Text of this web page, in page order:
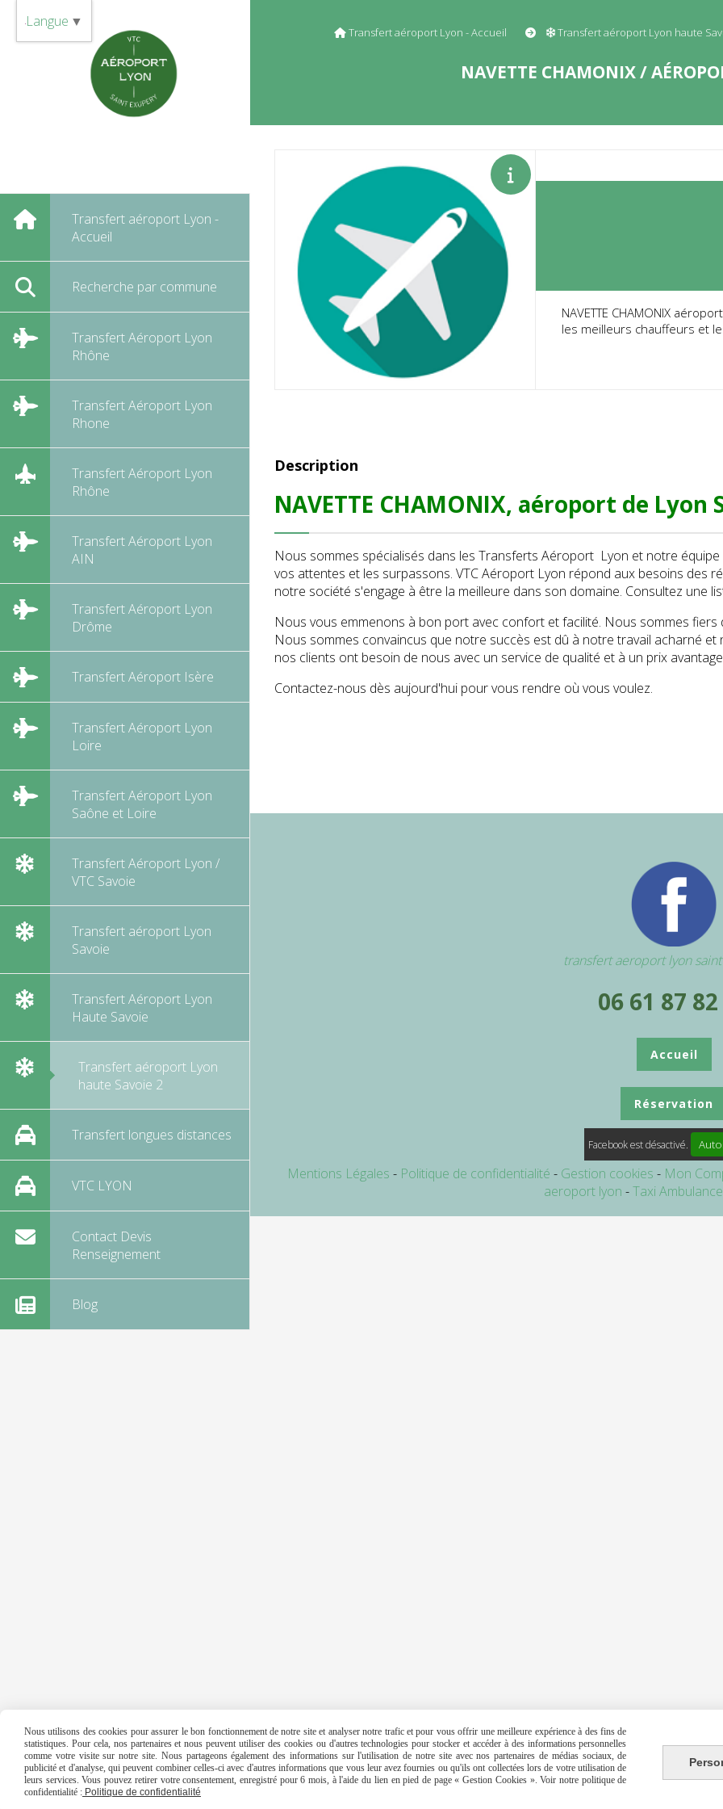
Transfert aéroport Lyon -
Accueil
Recherche par commune
Transfert Aéroport Lyon
Rhône
Transfert Aéroport Lyon
Rhone
Transfert Aéroport Lyon
Rhône
Transfert Aéroport Lyon
AIN
Transfert Aéroport Lyon
Drôme
Transfert Aéroport Isère
Transfert Aéroport Lyon
Loire
Transfert Aéroport Lyon
Saône et Loire
Transfert Aéroport Lyon /
VTC Savoie
Transfert aéroport Lyon
Savoie
Transfert Aéroport Lyon
Haute Savoie
Transfert aéroport Lyon
haute Savoie 2
Transfert longues distances
VTC LYON
Contact Devis
Renseignement
Blog
Transfert aéroport Lyon - Accueil Transfert aéroport Lyon haute
NAVETTE CHAMONIX /
NAVETTE CHAMONIX
les meilleurs chauffeurs et
Description
NAVETTE CHAMONIX, aéroport de Lyon
Nous sommes spécialisés dans les Transferts Aéroport Lyon et notre
vos attentes et les surpassons. VTC Aéroport Lyon répond aux besoins des
notre société s'engage à être la meilleure dans son domaine. Consultez une
Nous vous emmenons à bon port avec confort et facilité. Nous sommes
Nous sommes convaincus que notre succès est dû à notre travail acharné
nos clients ont besoin de nous avec un service de qualité et à un prix
Contactez-nous dès aujourd'hui pour vous rendre où vous voulez.
transfert aeroport lyon
06 61 87 82
Accueil
Réservation
Facebook est désactivé.
Mentions Légales Politique de confidentialité Gestion cookies Mon
aeroport lyon
Taxi Ambulance
Langue ▼
Nous utilisons des cookies pour assurer le bon fonctionnement de notre site et analyser notre trafic et pour vous offrir une meilleure expérience à des fins de
statistiques. Pour cela, nos partenaires et nous peuvent utiliser des cookies ou d'autres technologies pour stocker et accéder à des informations personnelles
comme votre visite sur notre site. Nous partageons également des informations sur l'utilisation de notre site avec nos partenaires de médias sociaux, de
publicité et d'analyse, qui peuvent combiner celles-ci avec d'autres informations que vous leur avez fournies ou qu'ils ont collectées lors de votre utilisation de
leurs services. Vous pouvez retirer votre consentement, enregistré pour 6 mois, à l'aide du lien en pied de page « Gestion Cookies ». Voir notre politique de
confidentialité : Politique de confidentialité